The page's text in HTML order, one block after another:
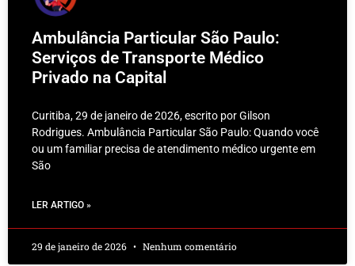
Ambulância Particular São Paulo:
Serviços de Transporte Médico
Privado na Capital
Curitiba, 29 de janeiro de 2026, escrito por Gilson
Rodrigues. Ambulância Particular São Paulo: Quando você
ou um familiar precisa de atendimento médico urgente em
São
LER ARTIGO »
29 de janeiro de 2026 Nenhum comentário